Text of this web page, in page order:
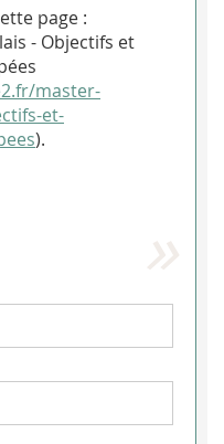
page :
- Objectifs et
master-
et-
).